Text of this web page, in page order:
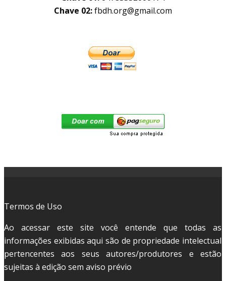
Chave 02:fbdh.org@gmail.com
Termos de Uso
Ao acessar este site você entende que todas as
informações exibidas aqui são de propriedade intelectual
pertencentes aos seus autores/produtores e estão
sujeitas à edição sem aviso prévio